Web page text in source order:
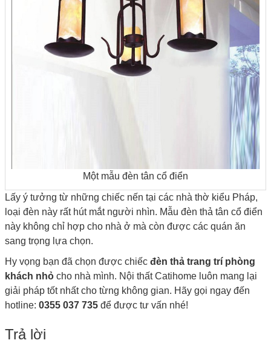
Một mẫu đèn tân cổ điển
Lấy ý tưởng từ những chiếc nến tại các nhà thờ kiểu Pháp,
loại đèn này rất hút mắt người nhìn. Mẫu đèn thả tân cổ điển
này không chỉ hợp cho nhà ở mà còn được các quán ăn
sang trọng lựa chọn.
Hy vọng bạn đã chọn được chiếc đèn thả trang trí phòng
khách nhỏ cho nhà mình. Nội thất Catihome luôn mang lại
giải pháp tốt nhất cho từng không gian. Hãy gọi ngay đến
hotline: 0355 037 735 để được tư vấn nhé!
Trả lời